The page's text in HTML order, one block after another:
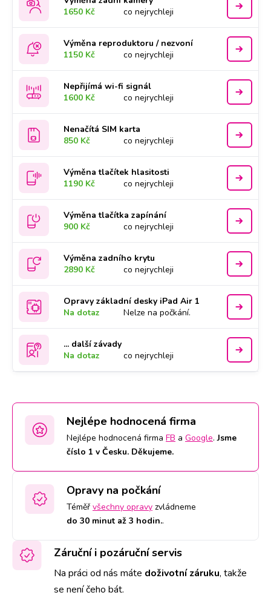
1650 Kč
co nejrychleji
Výměna reproduktoru / nezvoní
1150 Kč
co nejrychleji
Nepřijímá wi-fi signál
1600 Kč
co nejrychleji
Nenačítá SIM karta
850 Kč
co nejrychleji
Výměna tlačítek hlasitosti
1190 Kč
co nejrychleji
Výměna tlačítka zapínání
900 Kč
co nejrychleji
Výměna zadního krytu
2890 Kč
co nejrychleji
Opravy základní desky iPad Air 1
Na dotaz
Nelze na počkání.
... další závady
Na dotaz
co nejrychleji
Nejlépe hodnocená firma
Nejlépe hodnocená firma FB a Google.Jsme
číslo 1 v Česku. Děkujeme.
Opravy na počkání
Téměř všechny opravy zvládneme
do 30 minut až 3 hodin..
Záruční i pozáruční servis
Na práci od nás máte doživotní záruku, takže
se není čeho bát.